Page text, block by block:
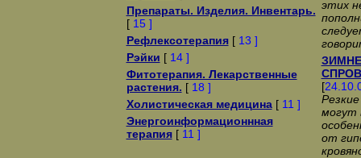
Препараты. Изделия. Инвентарь.
[ 15 ]
Рефлексотерапия[ 13 ]
Рэйки [ 14 ]
Фитотерапия. Лекарственные
растения. [ 18 ]
Холистическая медицина[ 11 ]
Энергоинформационнная
терапия[ 11 ]
этих
[
могут
от